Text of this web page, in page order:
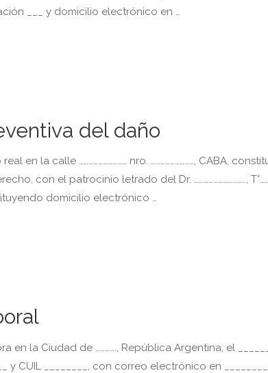
___ y domicilio electrónico en …
del daño
real en la calle ………………………… nro. ………………………, CABA,
con el patrocinio letrado del Dr. …………………………..,
domicilio electrónico …
en la Ciudad de …………., República Argentina, el
y CUIL ________, con correo electrónico en